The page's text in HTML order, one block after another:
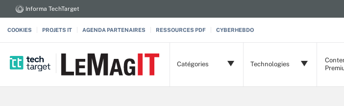
Informa TechTarget
COOKIES PROJETS IT AGENDA PARTENAIRES RESSOURCES PDF CYBERHEBDO
Catégories Technologies